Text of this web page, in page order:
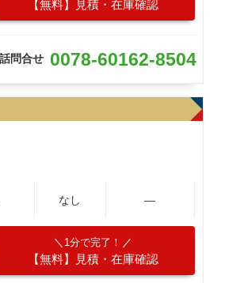
【無料】見積・在庫確認
問合せ 0078-60162-8504
なし ―
1分で完了！
【無料】見積・在庫確認